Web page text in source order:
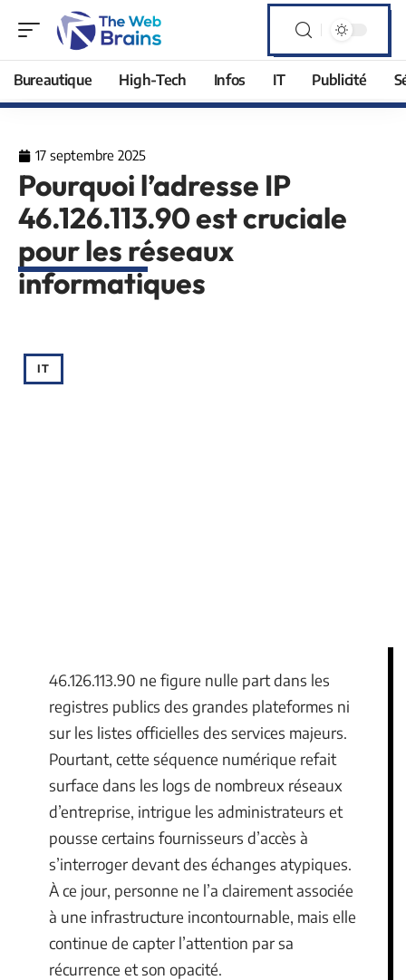
Bureautique High-Tech Infos IT Publicité
17 septembre 2025
Pourquoi l’adresse IP
46.126.113.90 est cruciale
pour les réseaux
informatiques
IT
46.126.113.90 ne figure nulle part dans les
registres publics des grandes plateformes ni
sur les listes officielles des services majeurs.
Pourtant, cette séquence numérique refait
surface dans les logs de nombreux réseaux
d’entreprise, intrigue les administrateurs et
pousse certains fournisseurs d’accès à
s’interroger devant des échanges atypiques.
À ce jour, personne ne l’a clairement associée
à une infrastructure incontournable, mais elle
continue de capter l’attention par sa
récurrence et son opacité.